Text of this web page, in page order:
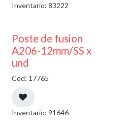
Inventario: 83222
Poste de fusion
A206-12mm/SS x
und
Cod: 17765
Inventario: 91646